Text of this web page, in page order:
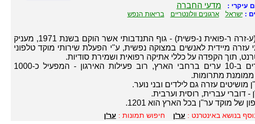
עיקרי : מדעי החברה
:ישראל ארגונים וולונטריים בריאות הנפש
ער"ן, (ע-זרה ר-פואית נ-פשית) - גוף התנדבותי אשר הוקם בשנת 1971, מעניק
עזרה מיידית לאנשים במצוקה נפשית, ע"י הפעלת שירותי מוקד טלפוני
תוך הקפדה על כללי אתיקה רפואית ושמירת סודיות.
לער"ן מוקדים ב-10 ערים ברחבי הארץ, רוב פעילות האירגון - המפעיל כ-1000
מתרומות.
מושיטים עזרה גם לילדים ובני נוער.
- דוברי עברית, רוסית וערבית.
של מוקד ער"ן בכל הארץ הוא 1201.
בנושא באינטרנט : ער'ן חיפוש תמונות : ער'ן